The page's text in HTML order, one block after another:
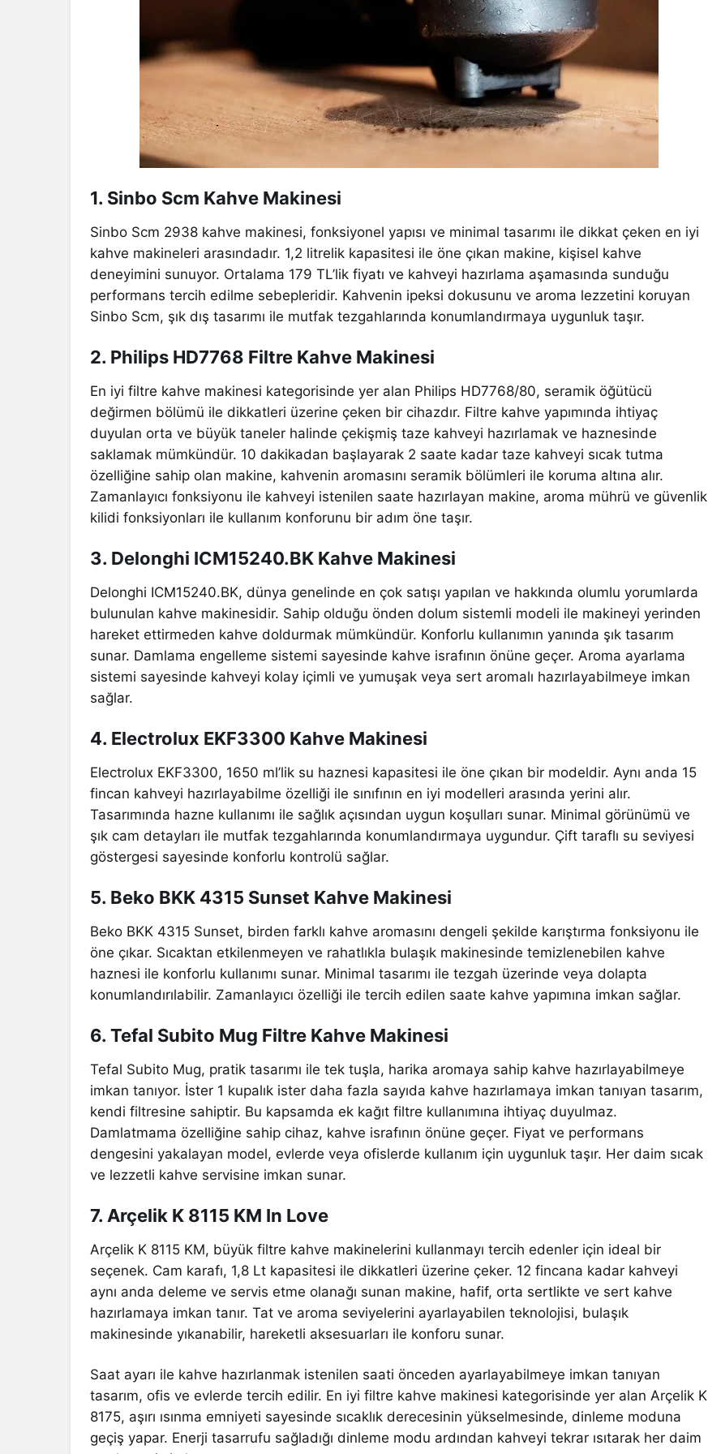
1. Sinbo Scm Kahve Makinesi
Sinbo Scm 2938 kahve makinesi, fonksiyonel yapısı ve minimal tasarımı ile dikkat çeken en iyi
kahve makineleri arasındadır. 1,2 litrelik kapasitesi ile öne çıkan makine, kişisel kahve
deneyimini sunuyor. Ortalama 179 TL’lik fiyatı ve kahveyi hazırlama aşamasında sunduğu
performans tercih edilme sebepleridir. Kahvenin ipeksi dokusunu ve aroma lezzetini koruyan
Sinbo Scm, şık dış tasarımı ile mutfak tezgahlarında konumlandırmaya uygunluk taşır.
2. Philips HD7768 Filtre Kahve Makinesi
En iyi filtre kahve makinesi kategorisinde yer alan Philips HD7768/80, seramik öğütücü
değirmen bölümü ile dikkatleri üzerine çeken bir cihazdır. Filtre kahve yapımında ihtiyaç
duyulan orta ve büyük taneler halinde çekişmiş taze kahveyi hazırlamak ve haznesinde
saklamak mümkündür. 10 dakikadan başlayarak 2 saate kadar taze kahveyi sıcak tutma
özelliğine sahip olan makine, kahvenin aromasını seramik bölümleri ile koruma altına alır.
Zamanlayıcı fonksiyonu ile kahveyi istenilen saate hazırlayan makine, aroma mührü ve güvenlik
kilidi fonksiyonları ile kullanım konforunu bir adım öne taşır.
3. Delonghi ICM15240.BK Kahve Makinesi
Delonghi ICM15240.BK, dünya genelinde en çok satışı yapılan ve hakkında olumlu yorumlarda
bulunulan kahve makinesidir. Sahip olduğu önden dolum sistemli modeli ile makineyi yerinden
hareket ettirmeden kahve doldurmak mümkündür. Konforlu kullanımın yanında şık tasarım
sunar. Damlama engelleme sistemi sayesinde kahve israfının önüne geçer. Aroma ayarlama
sistemi sayesinde kahveyi kolay içimli ve yumuşak veya sert aromalı hazırlayabilmeye imkan
sağlar.
4. Electrolux EKF3300 Kahve Makinesi
Electrolux EKF3300, 1650 ml’lik su haznesi kapasitesi ile öne çıkan bir modeldir. Aynı anda 15
fincan kahveyi hazırlayabilme özelliği ile sınıfının en iyi modelleri arasında yerini alır.
Tasarımında hazne kullanımı ile sağlık açısından uygun koşulları sunar. Minimal görünümü ve
şık cam detayları ile mutfak tezgahlarında konumlandırmaya uygundur. Çift taraflı su seviyesi
göstergesi sayesinde konforlu kontrolü sağlar.
5. Beko BKK 4315 Sunset Kahve Makinesi
Beko BKK 4315 Sunset, birden farklı kahve aromasını dengeli şekilde karıştırma fonksiyonu ile
öne çıkar. Sıcaktan etkilenmeyen ve rahatlıkla bulaşık makinesinde temizlenebilen kahve
haznesi ile konforlu kullanımı sunar. Minimal tasarımı ile tezgah üzerinde veya dolapta
konumlandırılabilir. Zamanlayıcı özelliği ile tercih edilen saate kahve yapımına imkan sağlar.
6. Tefal Subito Mug Filtre Kahve Makinesi
Tefal Subito Mug, pratik tasarımı ile tek tuşla, harika aromaya sahip kahve hazırlayabilmeye
imkan tanıyor. İster 1 kupalık ister daha fazla sayıda kahve hazırlamaya imkan tanıyan tasarım,
kendi filtresine sahiptir. Bu kapsamda ek kağıt filtre kullanımına ihtiyaç duyulmaz.
Damlatmama özelliğine sahip cihaz, kahve israfının önüne geçer. Fiyat ve performans
dengesini yakalayan model, evlerde veya ofislerde kullanım için uygunluk taşır. Her daim sıcak
ve lezzetli kahve servisine imkan sunar.
7. Arçelik K 8115 KM In Love
Arçelik K 8115 KM, büyük filtre kahve makinelerini kullanmayı tercih edenler için ideal bir
seçenek. Cam karafı, 1,8 Lt kapasitesi ile dikkatleri üzerine çeker. 12 fincana kadar kahveyi
aynı anda deleme ve servis etme olanağı sunan makine, hafif, orta sertlikte ve sert kahve
hazırlamaya imkan tanır. Tat ve aroma seviyelerini ayarlayabilen teknolojisi, bulaşık
makinesinde yıkanabilir, hareketli aksesuarları ile konforu sunar.
Saat ayarı ile kahve hazırlanmak istenilen saati önceden ayarlayabilmeye imkan tanıyan
tasarım, ofis ve evlerde tercih edilir. En iyi filtre kahve makinesi kategorisinde yer alan Arçelik K
8175, aşırı ısınma emniyeti sayesinde sıcaklık derecesinin yükselmesinde, dinleme moduna
geçiş yapar. Enerji tasarrufu sağladığı dinleme modu ardından kahveyi tekrar ısıtarak her daim